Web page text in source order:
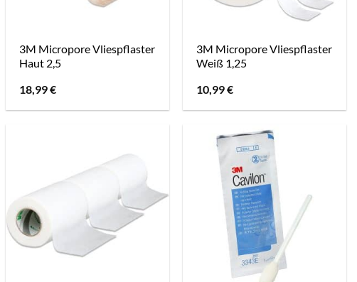
3M Micropore Vliespflaster
Haut 2,5
18,99€
3M Micropore Vliespflaster
Weiß 1,25
10,99€